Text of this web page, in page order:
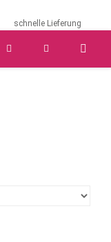
schnelle Lieferung